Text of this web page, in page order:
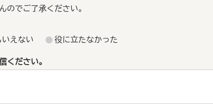
のでご了承ください。
いえない 役に立たなかった
ください。